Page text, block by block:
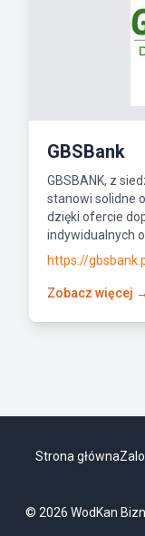
GBSBank
GBSBANK, z
stanowi solidne
dzięki ofercie
indywidualnych
https://
Zobacz więcej →
Strona główna
© 2026 WodKan